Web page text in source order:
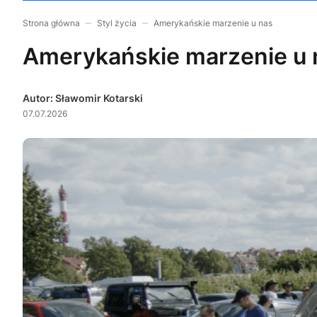
Strona główna Styl życia Amerykańskie marzenie u nas
Amerykańskie marzenie u
Autor: Sławomir Kotarski
07.07.2026